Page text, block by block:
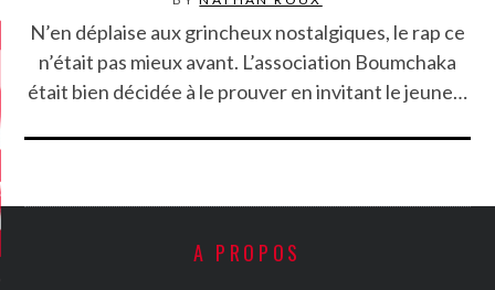
N’en déplaise aux grincheux nostalgiques, le rap ce
n’était pas mieux avant. L’association Boumchaka
était bien décidée à le prouver en invitant le jeune…
A PROPOS